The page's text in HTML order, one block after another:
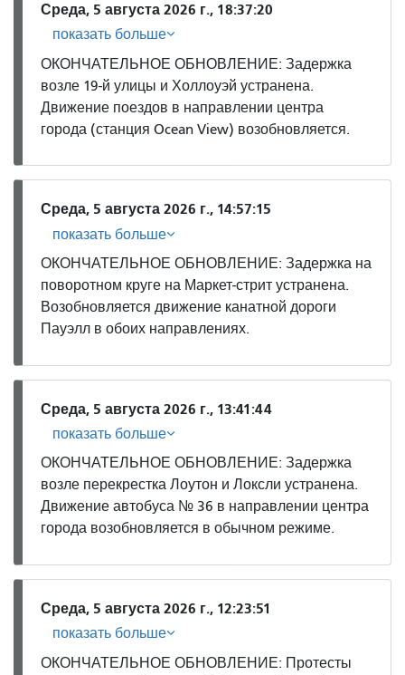
Среда, 5 августа 2026 г., 18:37:20
показать больше
ОКОНЧАТЕЛЬНОЕ ОБНОВЛЕНИЕ: Задержка
возле 19-й улицы и Холлоуэй устранена.
Движение поездов в направлении центра
города (станция Ocean View) возобновляется.
Среда, 5 августа 2026 г., 14:57:15
показать больше
ОКОНЧАТЕЛЬНОЕ ОБНОВЛЕНИЕ: Задержка на
поворотном круге на Маркет-стрит устранена.
Возобновляется движение канатной дороги
Пауэлл в обоих направлениях.
Среда, 5 августа 2026 г., 13:41:44
показать больше
ОКОНЧАТЕЛЬНОЕ ОБНОВЛЕНИЕ: Задержка
возле перекрестка Лоутон и Локсли устранена.
Движение автобуса № 36 в направлении центра
города возобновляется в обычном режиме.
Среда, 5 августа 2026 г., 12:23:51
показать больше
ОКОНЧАТЕЛЬНОЕ ОБНОВЛЕНИЕ: Протесты